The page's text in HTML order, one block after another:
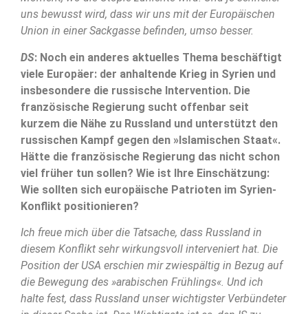
uns bewusst wird, dass wir uns mit der Europäischen
Union in einer Sackgasse befinden, umso besser.
DS: Noch ein anderes aktuelles Thema beschäftigt
viele Europäer: der anhaltende Krieg in Syrien und
insbesondere die russische Intervention. Die
französische Regierung sucht offenbar seit
kurzem die Nähe zu Russland und unterstützt den
russischen Kampf gegen den »Islamischen Staat«.
Hätte die französische Regierung das nicht schon
viel früher tun sollen? Wie ist Ihre Einschätzung:
Wie sollten sich europäische Patrioten im Syrien-
Konflikt positionieren?
Ich freue mich über die Tatsache, dass Russland in
diesem Konflikt sehr wirkungsvoll interveniert hat. Die
Position der USA erschien mir zwiespältig in Bezug auf
die Bewegung des »arabischen Frühlings«. Und ich
halte fest, dass Russland unser wichtigster Verbündeter